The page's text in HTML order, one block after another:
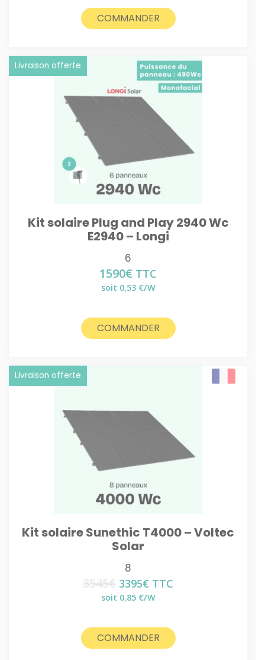
2090€.1990€.
COMMANDER
Kit solaire Plug and Play 2940 Wc
E2940 – Longi
Livraison offerte
6
1590€ TTC
soit 0,53 €/W
COMMANDER
Kit solaire Sunethic T4000 – Voltec
Solar
Livraison offerte
8
3545€ Le
prix
3545€.
3395€ Le
prix
3395€.
TTC
soit 0,85 €/W
COMMANDER